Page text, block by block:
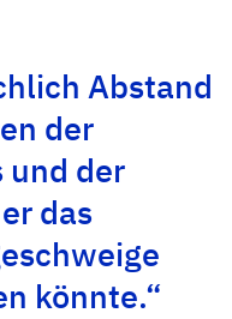
Abstand
der
und der
das
könnte.“